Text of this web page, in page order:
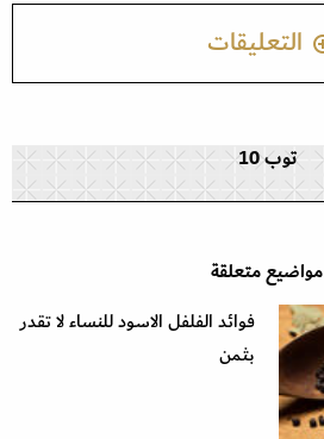
التعليقات
توب 10
مواضيع متعلقة
فوائد الفلفل الاسود للنساء لا تقدر
بثمن